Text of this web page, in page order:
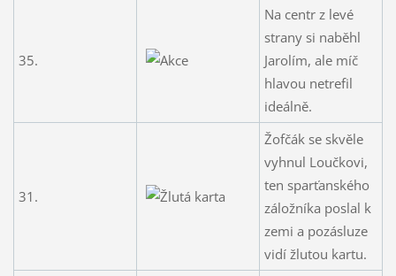
35.
Na centr z levé
strany si naběhl
Jarolím, ale míč
hlavou netrefil
ideálně.
31.
Žofčák se skvěle
vyhnul Loučkovi,
ten sparťanského
záložníka poslal k
zemi a pozásluze
vidí žlutou kartu.